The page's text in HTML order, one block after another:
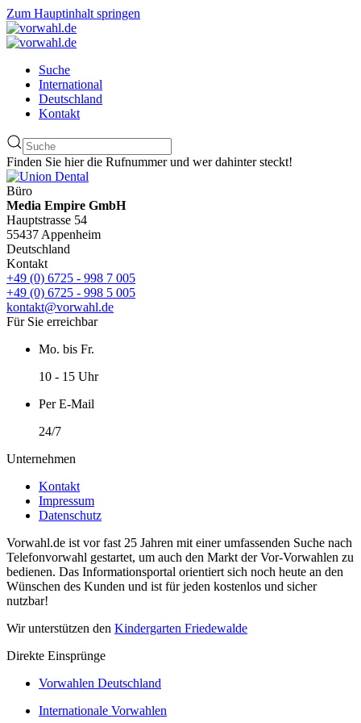
Zum Hauptinhalt springen
Suche
International
Deutschland
Kontakt
Finden Sie hier die Rufnummer und wer dahinter steckt!
Büro
Media Empire GmbH
Hauptstrasse 54
55437 Appenheim
Deutschland
Kontakt
+49 (0) 6725 - 998 7 005
+49 (0) 6725 - 998 5 005
kontakt@vorwahl.de
Für Sie erreichbar
Mo. bis Fr.
10 - 15 Uhr
Per E-Mail
24/7
Unternehmen
Kontakt
Impressum
Datenschutz
Vorwahl.de ist vor fast 25 Jahren mit einer umfassenden Suche nach
Telefonvorwahl gestartet, um auch den Markt der Vor-Vorwahlen zu
bedienen. Das Informationsportal orientiert sich noch heute an den
Wünschen des Kunden und ist für jeden kostenlos und sicher
nutzbar!
Wir unterstützen den Kindergarten Friedewalde
Direkte Einsprünge
Vorwahlen Deutschland
Internationale Vorwahlen